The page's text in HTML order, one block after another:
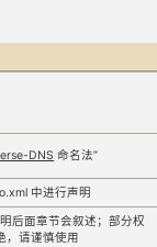
DNS 命名法”
中进行声明
后面章节会叙述；部分权
，请谨慎使用